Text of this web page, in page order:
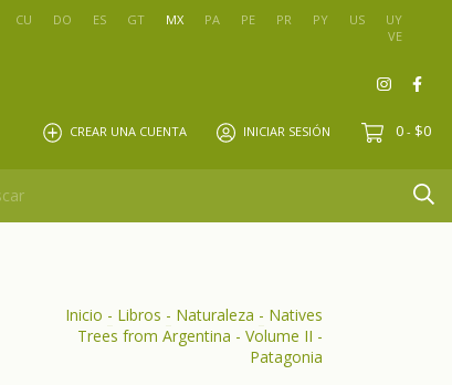
CU DO ES GT MX PA PE PR PY US
UY
VE
CREAR UNA CUENTA INICIAR SESIÓN 0 - $0
Inicio - Libros - Naturaleza - Natives
Trees from Argentina - Volume II -
Patagonia